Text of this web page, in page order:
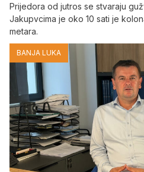
Prijedora od jutros se stvaraju
Jakupvcima je oko 10 sati je
metara.
BANJA LUKA